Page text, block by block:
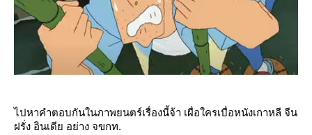
ไปหาคำตอบกันในภาพยนตร์เรื่องนี้จ้า เผื่อใครเบื่อหนังเกาหลี จีน
ฝรั่ง อินเดีย อย่าง จขกท.